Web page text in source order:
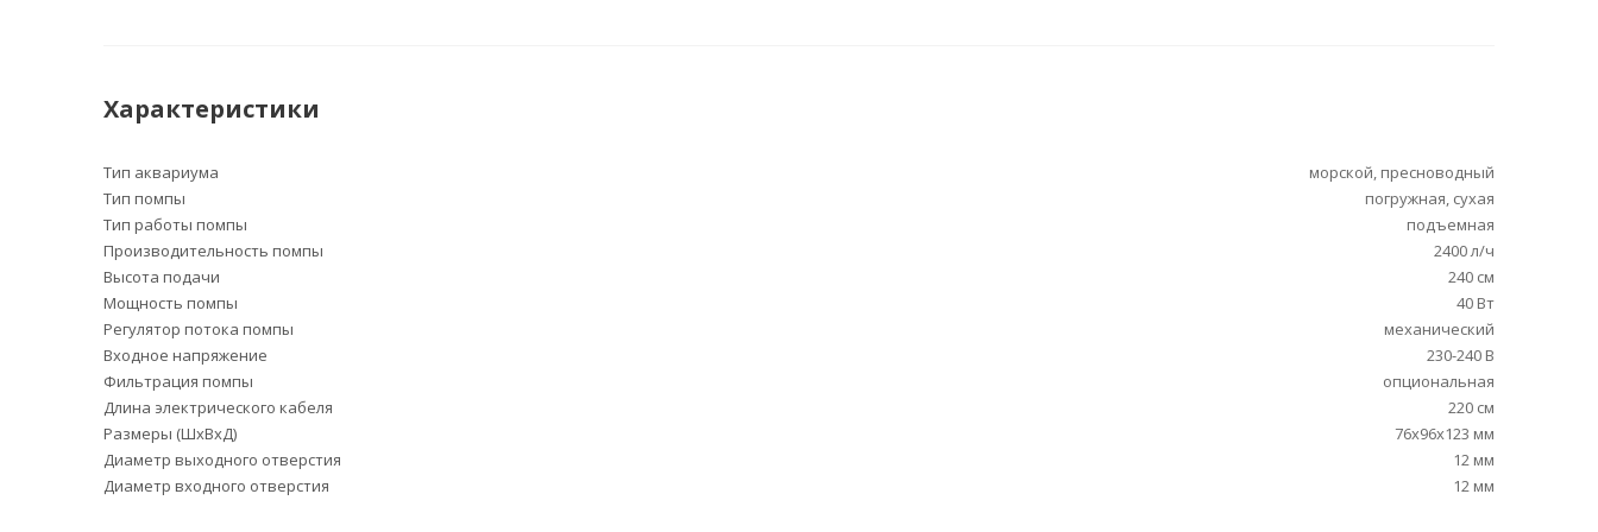
Характеристики
Тип аквариума
морской, пресноводный
Тип помпы
погружная, сухая
Тип работы помпы
подъемная
Производительность помпы
2400 л/ч
Высота подачи
240 см
Мощность помпы
40 Вт
Регулятор потока помпы
механический
Входное напряжение
230-240 В
Фильтрация помпы
опциональная
Длина электрического кабеля
220 см
Размеры (ШxВxД)
76x96x123 мм
Диаметр выходного отверстия
12 мм
Диаметр входного отверстия
12 мм